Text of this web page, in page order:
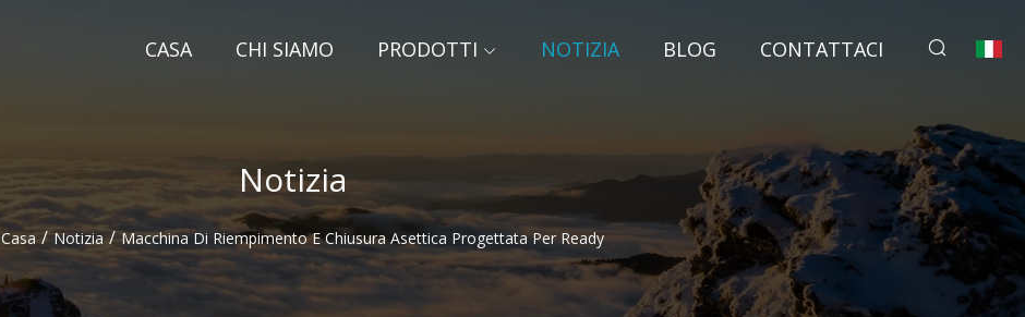
CASA CHI SIAMO PRODOTTI NOTIZIA BLOG CONTATTACI
Notizia
Casa / Notizia / Macchina Di Riempimento E Chiusura Asettica Progettata Per Ready